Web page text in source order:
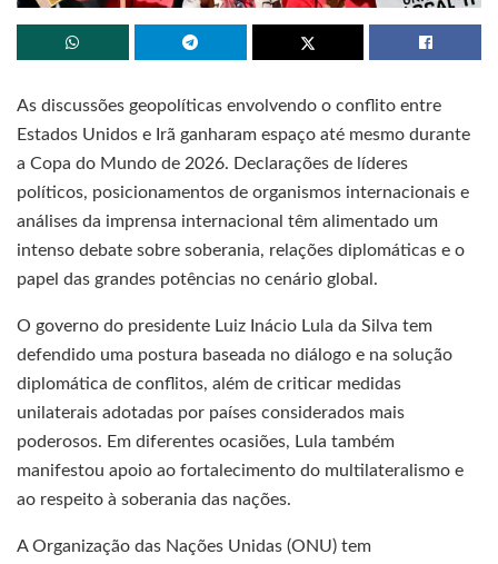
As discussões geopolíticas envolvendo o conflito entre
Estados Unidos e Irã ganharam espaço até mesmo durante
a Copa do Mundo de 2026. Declarações de líderes
políticos, posicionamentos de organismos internacionais e
análises da imprensa internacional têm alimentado um
intenso debate sobre soberania, relações diplomáticas e o
papel das grandes potências no cenário global.
O governo do presidente Luiz Inácio Lula da Silva tem
defendido uma postura baseada no diálogo e na solução
diplomática de conflitos, além de criticar medidas
unilaterais adotadas por países considerados mais
poderosos. Em diferentes ocasiões, Lula também
manifestou apoio ao fortalecimento do multilateralismo e
ao respeito à soberania das nações.
A Organização das Nações Unidas (ONU) tem